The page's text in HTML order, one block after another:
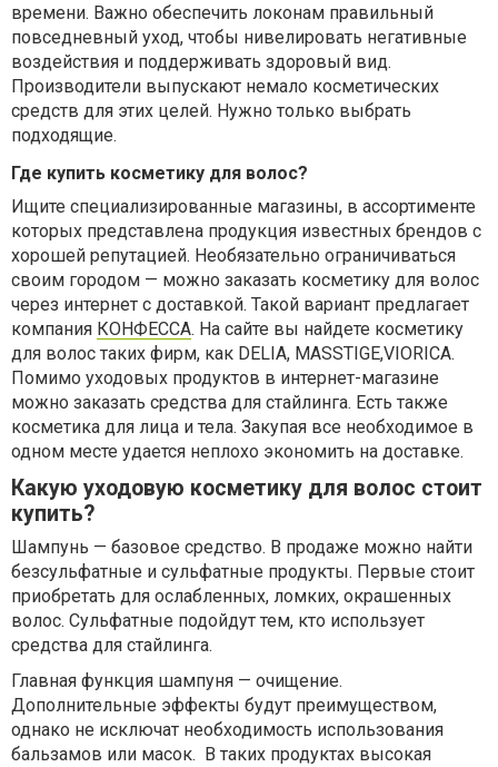
времени. Важно обеспечить локонам правильный
повседневный уход, чтобы нивелировать негативные
воздействия и поддерживать здоровый вид.
Производители выпускают немало косметических
средств для этих целей. Нужно только выбрать
подходящие.
Где купить косметику для волос?
Ищите специализированные магазины, в ассортименте
которых представлена продукция известных брендов с
хорошей репутацией. Необязательно ограничиваться
своим городом — можно заказать косметику для волос
через интернет с доставкой. Такой вариант предлагает
компания КОНФЕССА. На сайте вы найдете косметику
для волос таких фирм, как DELIA, MASSTIGE,VIORICA.
Помимо уходовых продуктов в интернет-магазине
можно заказать средства для стайлинга. Есть также
косметика для лица и тела. Закупая все необходимое в
одном месте удается неплохо экономить на доставке.
Какую уходовую косметику для волос стоит
купить?
Шампунь — базовое средство. В продаже можно найти
безсульфатные и сульфатные продукты. Первые стоит
приобретать для ослабленных, ломких, окрашенных
волос. Сульфатные подойдут тем, кто использует
средства для стайлинга.
Главная функция шампуня — очищение.
Дополнительные эффекты будут преимуществом,
однако не исключат необходимость использования
бальзамов или масок. В таких продуктах высокая